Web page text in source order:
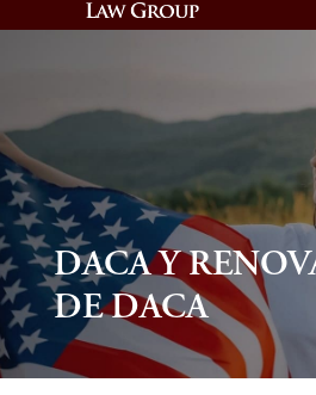
DACA Y
DE DACA